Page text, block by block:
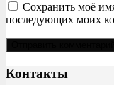
Сохранить моё
последующих моих
Контакты